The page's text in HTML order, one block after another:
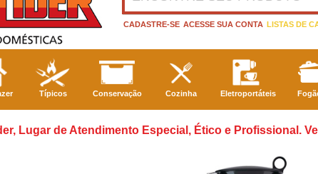
CADASTRE-SE ACESSE SUA CONTA LISTAS DE
Típicos Conservação Cozinha Eletroportáteis
Lugar de Atendimento Especial, Ético e Profissional.